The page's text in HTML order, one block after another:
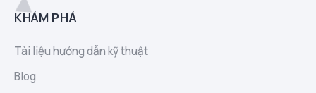
KHÁM PHÁ
Tài liệu hướng dẫn kỹ thuật
Blog